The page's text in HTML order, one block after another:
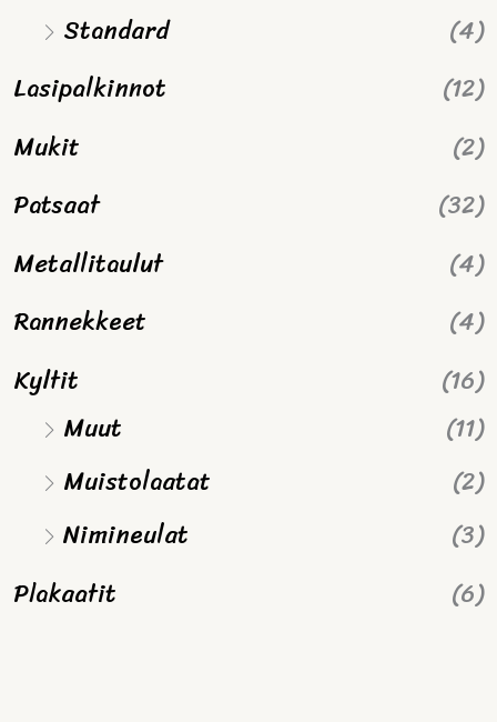
Standard
(4)
Lasipalkinnot
(12)
Mukit
(2)
Patsaat
(32)
Metallitaulut
(4)
Rannekkeet
(4)
Kyltit
(16)
Muut
(11)
Muistolaatat
(2)
Nimineulat
(3)
Plakaatit
(6)